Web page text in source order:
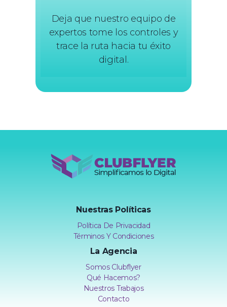
Deja que nuestro equipo de
expertos tome los controles y
trace la ruta hacia tu éxito
digital.
Nuestras Políticas
Política De Privacidad
Términos Y Condiciones
La Agencia
Somos Clubflyer
Qué Hacemos?
Nuestros Trabajos
Contacto